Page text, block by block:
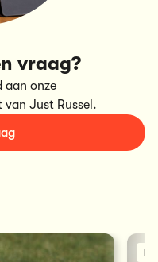
vraag?
aan onze
Just Russel.